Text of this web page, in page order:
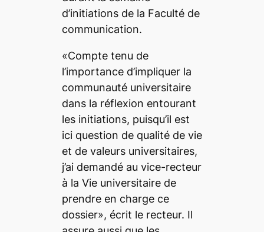
d’initiations de la Faculté de
communication.
«Compte tenu de
l’importance d’impliquer la
communauté universitaire
dans la réflexion entourant
les initiations, puisqu’il est
ici question de qualité de vie
et de valeurs universitaires,
j’ai demandé au vice-recteur
à la Vie universitaire de
prendre en charge ce
dossier», écrit le recteur. Il